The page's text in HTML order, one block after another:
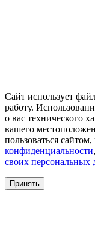
Сайт использует
работу.
о вас технического
вашего
пользоваться
конфиденциальности
своих персональных
Принять